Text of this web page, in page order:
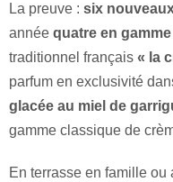
La preuve : six
année quatre en gamme
traditionnel français « la
parfum en exclusivité
glacée au miel de
gamme classique de
En terrasse en famille